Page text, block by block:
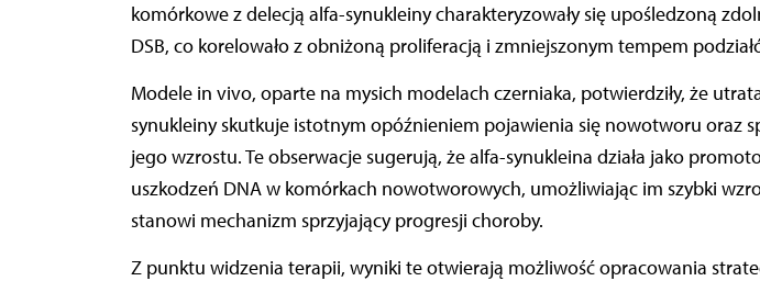
komórkowe z delecją alfa-synukleiny charakteryzowały się upośledzoną
DSB, co korelowało z obniżoną proliferacją i zmniejszonym tempem
Modele in vivo, oparte na mysich modelach czerniaka, potwierdziły, że
synukleiny skutkuje istotnym opóźnieniem pojawienia się nowotworu oraz
jego wzrostu. Te obserwacje sugerują, że alfa-synukleina działa jako
uszkodzeń DNA w komórkach nowotworowych, umożliwiając im szybki
stanowi mechanizm sprzyjający progresji choroby.
Z punktu widzenia terapii, wyniki te otwierają możliwość opracowania